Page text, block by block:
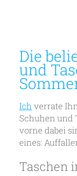
Die
und
Ich verrate
Schuhen und
vorne dabei
eines:
Taschen